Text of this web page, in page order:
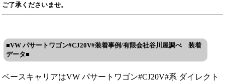
ご了承くださいませ。
■VW パサートワゴン#CJ20V#装着事例/有限会社谷川屋調べ 装着
データ■
ベースキャリアはVW パサートワゴン#CJ20V#系 ダイレクト